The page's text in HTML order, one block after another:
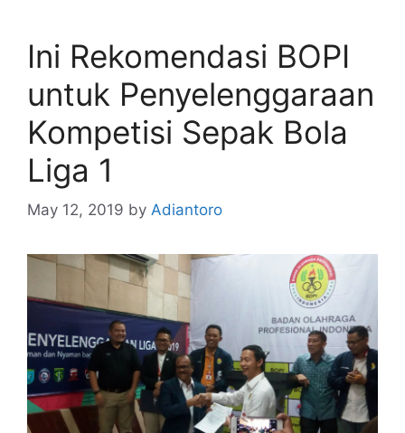
Ini Rekomendasi BOPI
untuk Penyelenggaraan
Kompetisi Sepak Bola
Liga 1
May 12, 2019 by Adiantoro